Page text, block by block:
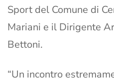
Sport del Comune di
Mariani e il Dirigente
Bettoni.
“Un incontro